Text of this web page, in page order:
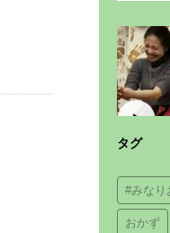
タグ
#みなり
おかず